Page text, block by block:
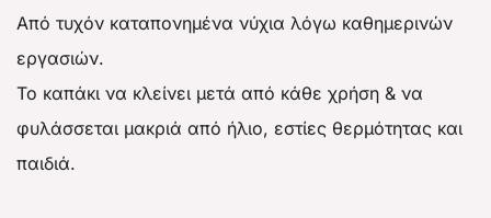
Aπό τυχόν καταπονημένα νύχια λόγω καθημερινών
εργασιών.
Το καπάκι να κλείνει μετά από κάθε χρήση & να
φυλάσσεται μακριά από ήλιο, εστίες θερμότητας και
παιδιά.